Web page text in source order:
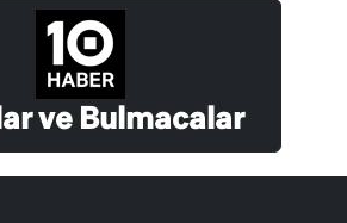
ve Bulmacalar